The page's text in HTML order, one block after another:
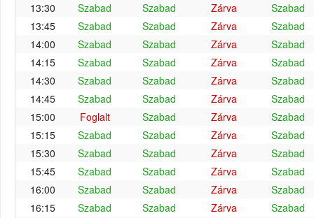
13:30
Szabad Szabad Zárva
Szabad
13:45
Szabad Szabad Zárva
Szabad
14:00
Szabad Szabad Zárva
Szabad
14:15
Szabad Szabad Zárva
Szabad
14:30
Szabad Szabad Zárva
Szabad
14:45
Szabad Szabad Zárva
Szabad
15:00
Foglalt Szabad Zárva
Szabad
15:15
Szabad Szabad Zárva
Szabad
15:30
Szabad Szabad Zárva
Szabad
15:45
Szabad Szabad Zárva
Szabad
16:00
Szabad Szabad Zárva
Szabad
16:15
Szabad Szabad Zárva Szabad